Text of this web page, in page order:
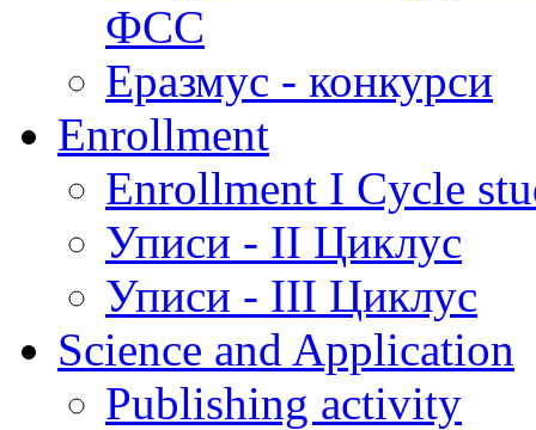
ФСС
Еразмус - конкурси
Enrollment
Enrollment I Cycle
Уписи - II Циклус
Уписи - III Циклус
Science and Application
Publishing activity